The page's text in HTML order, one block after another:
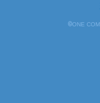
©ONE